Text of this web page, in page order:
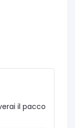
il pacco